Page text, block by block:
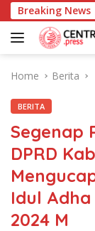
Skip
to
content
Breaking News
Cimahi dan
Home Berita
BERITA
Segenap
DPRD
Idul Adha
2024 M